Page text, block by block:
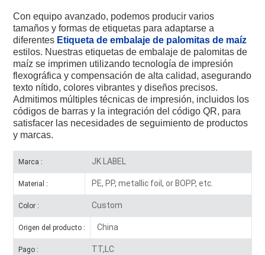
Con equipo avanzado, podemos producir varios
tamaños y formas de etiquetas para adaptarse a
diferentes Etiqueta de embalaje de palomitas de maíz
estilos. Nuestras etiquetas de embalaje de palomitas de
maíz se imprimen utilizando tecnología de impresión
flexográfica y compensación de alta calidad, asegurando
texto nítido, colores vibrantes y diseños precisos.
Admitimos múltiples técnicas de impresión, incluidos los
códigos de barras y la integración del código QR, para
satisfacer las necesidades de seguimiento de productos
y marcas.
Marca : JK LABEL
Material : PE, PP, metallic foil, or BOPP, etc.
Color : Custom
Origen del producto : China
Pago : TT,LC